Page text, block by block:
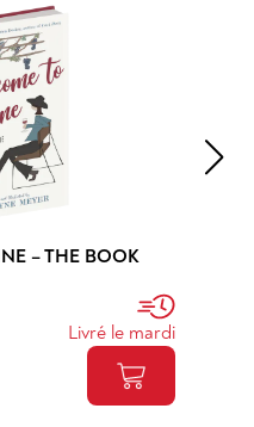
– THE BOOK
Livré le mardi